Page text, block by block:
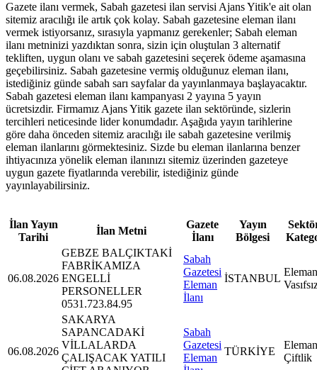
Gazete ilanı vermek, Sabah gazetesi ilan servisi Ajans Yitik'e ait olan
sitemiz aracılığı ile artık çok kolay. Sabah gazetesine eleman ilanı
vermek istiyorsanız, sırasıyla yapmanız gerekenler; Sabah eleman
ilanı metninizi yazdıktan sonra, sizin için oluştulan 3 alternatif
tekliften, uygun olanı ve sabah gazetesini seçerek ödeme aşamasına
geçebilirsiniz. Sabah gazetesine vermiş olduğunuz eleman ilanı,
istediğiniz günde sabah sarı sayfalar da yayınlanmaya başlayacaktır.
Sabah gazetesi eleman ilanı kampanyası 2 yayına 5 yayın
ücretsizdir. Firmamız Ajans Yitik gazete ilan sektöründe, sizlerin
tercihleri neticesinde lider konumdadır. Aşağıda yayın tarihlerine
göre daha önceden sitemiz aracılığı ile sabah gazetesine verilmiş
eleman ilanlarını görmektesiniz. Sizde bu eleman ilanlarına benzer
ihtiyacınıza yönelik eleman ilanınızı sitemiz üzerinden gazeteye
uygun gazete fiyatlarında verebilir, istediğiniz günde
yayınlayabilirsiniz.
İlan Yayın
Tarihi
İlan Metni
Gazete
İlanı
Yayın
Bölgesi
06.08.2026
GEBZE BALÇIKTAKİ
FABRİKAMIZA
ENGELLİ
PERSONELLER
0531.723.84.95
Sabah
Gazetesi
Eleman
İlanı
İSTANBUL
06.08.2026
SAKARYA
SAPANCADAKİ
VİLLALARDA
ÇALIŞACAK YATILI
Sabah
Gazetesi
Eleman
TÜRKİYE
Çiftlik